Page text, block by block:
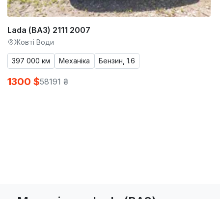
Lada (ВАЗ) 2111 2007
Жовті Води
397 000 км Механіка Бензин, 1.6
1300 $58191 ₴